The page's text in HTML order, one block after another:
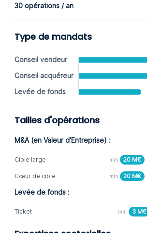
30 opérations / an
Type de mandats
Conseil vendeur
Conseil acquéreur
Levée de fonds
Tailles d'opérations
M&A (en Valeur d'Entreprise) :
Cible large min 20 M€
Cœur de cible min 20 M€
Levée de fonds :
Ticket min 3 M€